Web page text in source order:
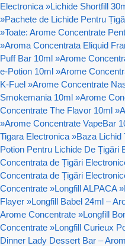
Electronica »Lichide Shortfill
»Pachete de Lichide Pentru
»Toate: Arome Concentrate
»Aroma Concentrata Eliquid
Puff Bar 10ml »Arome
e-Potion 10ml »Arome
K-Fuel »Arome Concentrate
Smokemania 10ml »Arome
Concentrate The Flavor 10ml »
»Arome Concentrate VapeBar
Tigara Electronica »Baza Lichid
Potion Pentru Lichide De Țigări
Concentrata de Țigări
Concentrata de Țigări
Concentrate »Longfill ALPACA »
Flayer »Longfill Babel 24ml –
Arome Concentrate »Longfill
Concentrate »Longfill Curieux
Dinner Lady Dessert Bar –